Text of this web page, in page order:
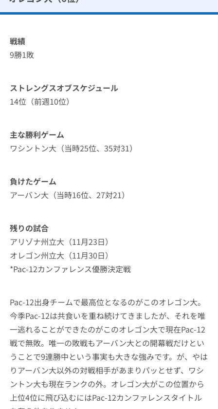
戦績
9勝1敗
ストレングスオブスケジュール
14位（前週10位）
主な勝利ゲーム
ワシントン大（当時25位、35対31）
負けたゲーム
アーバン大（当時16位、27対21）
残りの試合
アリゾナ州立大（11月23日）
オレゴン州立大（11月30日）
*Pac-12カンファレンス優勝決定戦
Pac-12出身チームで最高位となるのがこのオレゴン大。
今季Pac-12は共食いを重ね続けてきましたが、それを唯
一逃れることができたのがこのオレゴン大で現在Pac-12
戦で無敗。唯一の敗戦もアーバン大との開幕戦だけとい
うことで9連勝中という事実も大きな強みです。が、やは
りアーバン大以外の対戦相手があまりパッとせず、ワシ
ントン大も現在ランクの外。オレゴン大がこの位置から
上位4位に飛び込むにはPac-12カンファレンスタイトル